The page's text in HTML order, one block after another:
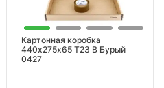
Картонная коробка
440х275х65 Т23 В Бурый
0427